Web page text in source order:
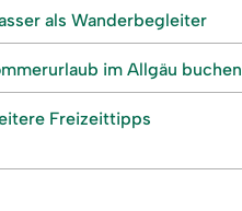
als Wanderbegleiter
im Allgäu buchen
Freizeittipps